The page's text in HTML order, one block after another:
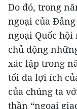
Do đó, trong
ngoại của
ngoại Quốc
chủ động
xác lập trong
tối đa lợi ích
của chúng ta
thần “ngoại